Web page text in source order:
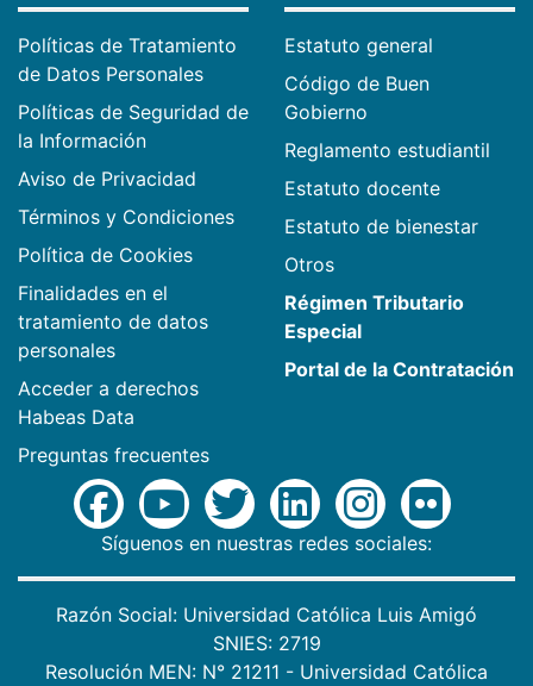
Políticas de Tratamiento
de Datos Personales
Políticas de Seguridad de
la Información
Aviso de Privacidad
Términos y Condiciones
Política de Cookies
Finalidades en el
tratamiento de datos
personales
Acceder a derechos
Habeas Data
Preguntas frecuentes
Estatuto general
Código de Buen
Gobierno
Reglamento estudiantil
Estatuto docente
Estatuto de bienestar
Otros
Régimen Tributario
Especial
Portal de la Contratación
Síguenos en nuestras redes sociales:
Razón Social: Universidad Católica Luis Amigó
SNIES: 2719
Resolución MEN: N° 21211 - Universidad Católica